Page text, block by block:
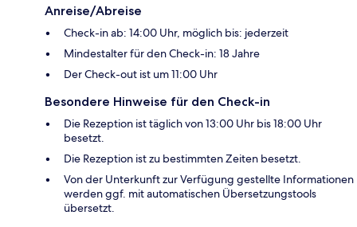
Anreise/Abreise
Check-in ab: 14:00 Uhr, möglich bis: jederzeit
Mindestalter für den Check-in: 18 Jahre
Der Check-out ist um 11:00 Uhr
Besondere Hinweise für den Check-in
Die Rezeption ist täglich von 13:00 Uhr bis 18:00 Uhr
besetzt.
Die Rezeption ist zu bestimmten Zeiten besetzt.
Von der Unterkunft zur Verfügung gestellte Informationen
werden ggf. mit automatischen Übersetzungstools
übersetzt.